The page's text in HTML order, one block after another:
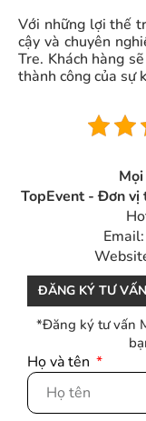
Với những lợi thế
cậy và chuyên
Tre. Khách hàng
thành công của sự
TopEvent - Đơn vị
Email:
ĐĂNG KÝ TƯ VẤN
*Đăng ký tư vấn
Họ và tên